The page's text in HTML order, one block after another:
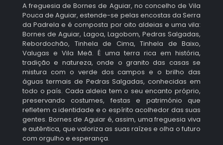
A freguesia de Bornes de Aguiar, no concelho de Vila
Pouca de Aguiar, estende-se pelas encostas da Serra
da Padrela e é composta por oito aldeias e uma vila:
Bornes de Aguiar, Lagoa, Lagobom, Pedras Salgadas,
Rebordochão, Tinhela de Cima, Tinhela de Baixo,
Valugas e Vila Meã. É uma terra rica em história,
tradição e natureza, onde o granito das casas se
mistura com o verde dos campos e o brilho das
águas termais de Pedras Salgadas, conhecidas em
todo o país. Cada aldeia tem o seu encanto próprio,
preservando costumes, festas e património que
refletem a identidade e o espírito acolhedor das suas
gentes. Bornes de Aguiar é, assim, uma freguesia viva
e autêntica, que valoriza as suas raízes e olha o futuro
com orgulho e esperança.